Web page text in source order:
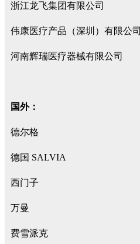
浙江龙飞集团有限公司
伟康医疗产品（深圳）有限公司
河南辉瑞医疗器械有限公司
国外：
德尔格
德国 SALVIA
西门子
万曼
费雪派克